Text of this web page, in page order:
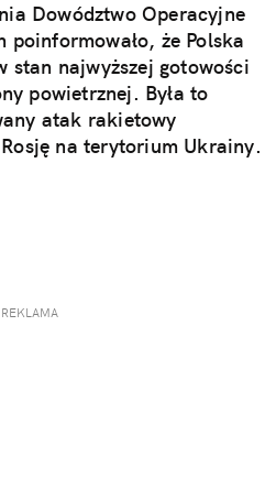
Dowództwo Operacyjne
poinformowało, że Polska
stan najwyższej gotowości
powietrznej. Była to
atak rakietowy
na terytorium Ukrainy.
REKLAMA